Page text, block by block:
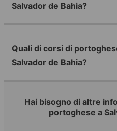
Salvador de Bahia?
Quali di corsi di
Salvador de Bahia?
Hai bisogno di altre
portoghese a